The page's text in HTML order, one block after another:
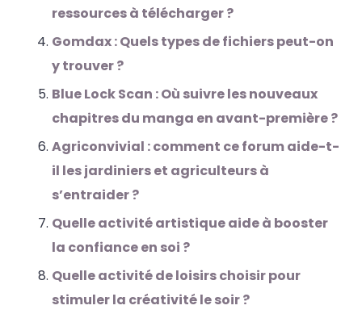
ressources à télécharger ?
Gomdax : Quels types de fichiers peut-on
y trouver ?
Blue Lock Scan : Où suivre les nouveaux
chapitres du manga en avant-première ?
Agriconvivial : comment ce forum aide-t-
il les jardiniers et agriculteurs à
s’entraider ?
Quelle activité artistique aide à booster
la confiance en soi ?
Quelle activité de loisirs choisir pour
stimuler la créativité le soir ?